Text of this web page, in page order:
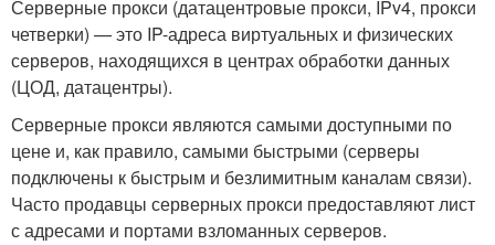
Серверные прокси (датацентровые прокси, IPv4, прокси
четверки) — это IP-адреса виртуальных и физических
серверов, находящихся в центрах обработки данных
(ЦОД, датацентры).
Серверные прокси являются самыми доступными по
цене и, как правило, самыми быстрыми (серверы
подключены к быстрым и безлимитным каналам связи).
Часто продавцы серверных прокси предоставляют лист
с адресами и портами взломанных серверов.